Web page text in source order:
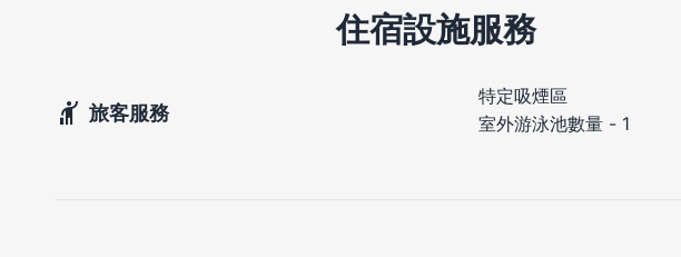
住宿設施服務
旅客服務
特定吸煙區
室外游泳池數量 - 1